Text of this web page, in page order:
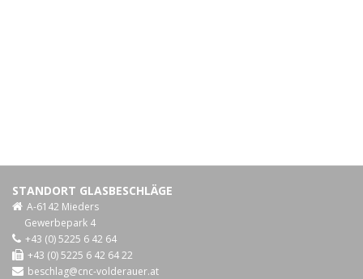
STANDORT GLASBESCHLÄGE
A-6142 Mieders
Gewerbepark 4
+43 (0) 5225 6 42 64
+43 (0) 5225 6 42 64 22
beschlag@cnc-volderauer.at